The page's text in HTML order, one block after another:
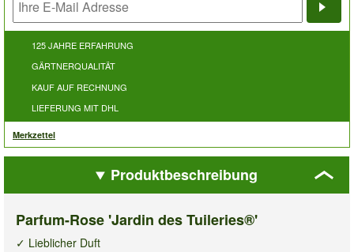
125 JAHRE ERFAHRUNG
GÄRTNERQUALITÄT
KAUF AUF RECHNUNG
LIEFERUNG MIT DHL
Merkzettel
Produktbeschreibung
Parfum-Rose 'Jardin des Tuileries®'
✓ Lieblicher Duft